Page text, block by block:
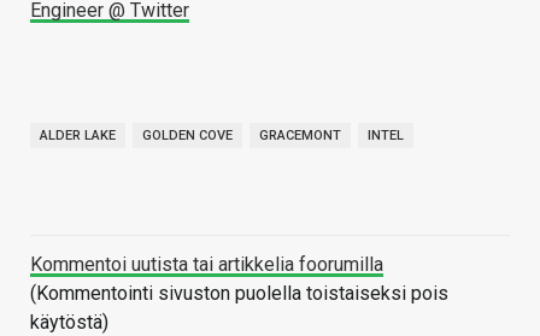
Engineer @ Twitter
ALDER LAKE GOLDEN COVE GRACEMONT INTEL
Kommentoi uutista tai artikkelia foorumilla
(Kommentointi sivuston puolella toistaiseksi pois
käytöstä)